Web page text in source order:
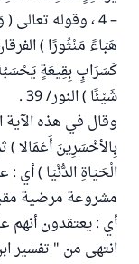
– 4 ، وقوله
كَسَرَابٍ بِقِيعَةٍ
شَيْئًا ) النور/ 39 .
وقال في هذه
بِالأخْسَرِينَ
الْحَيَاةِ الدُّنْيَا ) أي
مشروعة مرضية
أي : يعتقدون
انتهى من " تفسير ابن كثير "